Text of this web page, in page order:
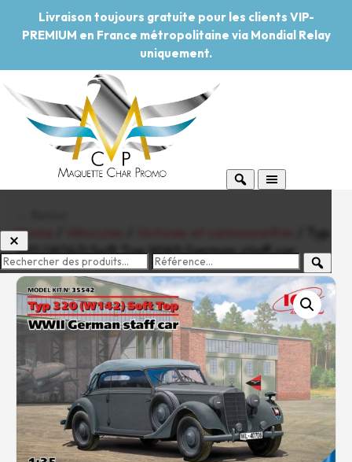
Livraison toujours gratuite pour les clients VIP-
PREMIUM en France métropolitaine via Mondial Relay
uniquement.
-20%Pouvoir d'achat
Rechercher des produits...
Mon panier 0
0,00€
Connexion / Inscription
Véhicules
Home
/ Typ
320 (W142) Soft Top WWII German staff car